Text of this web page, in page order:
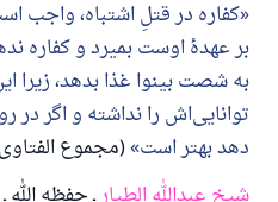
کفاره در قتلِ اشتباه، واجب
بر عهدهٔ اوست بمیرد و کفاره
به شصت بینوا غذا بدهد، زیرا
توانایی‌اش را نداشته و اگر
دهد بهتر است (مجموع الفتاوی: ۳۴/
(مسلم: ۱۸۹۳)